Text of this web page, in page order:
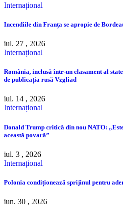
Internațional
Incendiile din Franța se apropie de
iul. 27 , 2026
Internațional
România, inclusă într-un clasament al
de publicația rusă Vzgliad
iul. 14 , 2026
Internațional
Donald Trump critică din nou NATO:
această povară”
iul. 3 , 2026
Internațional
Polonia condiționează sprijinul pentru
iun. 30 , 2026